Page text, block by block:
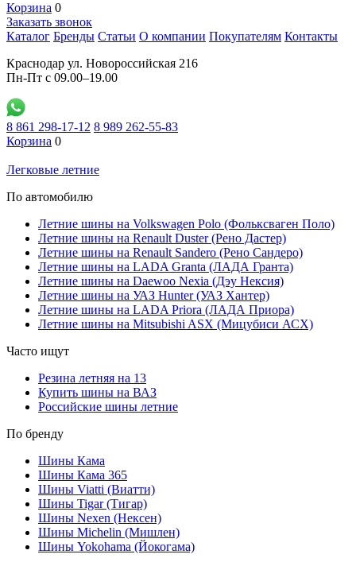
Корзина 0
Заказать звонок
Каталог Бренды Статьи О компании Покупателям Контакты
Краснодар ул. Новороссийская 216
Пн-Пт с 09.00–19.00
8 861 298-17-12 8 989 262-55-83
Корзина 0
Легковые летние
По автомобилю
Летние шины на Volkswagen Polo (Фольксваген Поло)
Летние шины на Renault Duster (Рено Дастер)
Летние шины на Renault Sandero (Рено Сандеро)
Летние шины на LADA Granta (ЛАДА Гранта)
Летние шины на Daewoo Nexia (Дэу Нексия)
Летние шины на УАЗ Hunter (УАЗ Хантер)
Летние шины на LADA Priora (ЛАДА Приора)
Летние шины на Mitsubishi ASX (Мицубиси АСХ)
Часто ищут
Резина летняя на 13
Купить шины на ВАЗ
Российские шины летние
По бренду
Шины Кама
Шины Кама 365
Шины Viatti (Виатти)
Шины Tigar (Тигар)
Шины Nexen (Нексен)
Шины Michelin (Мишлен)
Шины Yokohama (Йокогама)